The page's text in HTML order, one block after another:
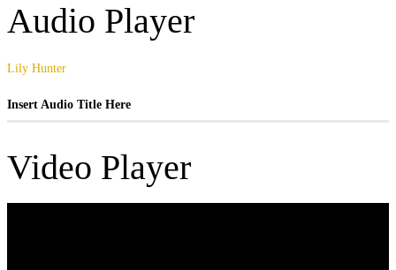
Audio Player
Lily Hunter
Insert Audio Title Here
Video Player